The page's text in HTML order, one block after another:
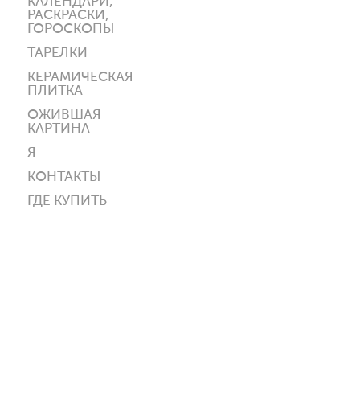
РАСКРАСКИ,
ГОРОСКОПЫ
ТАРЕЛКИ
КЕРАМИЧЕСКАЯ
ПЛИТКА
ОЖИВШАЯ
КАРТИНА
Я
КОНТАКТЫ
ГДЕ КУПИТЬ